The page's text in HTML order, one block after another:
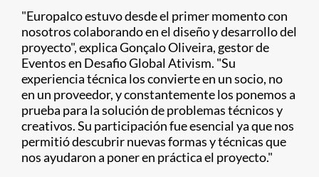
"Europalco estuvo desde el primer momento con
nosotros colaborando en el diseño y desarrollo del
proyecto", explica Gonçalo Oliveira, gestor de
Eventos en Desafio Global Ativism. "Su
experiencia técnica los convierte en un socio, no
en un proveedor, y constantemente los ponemos a
prueba para la solución de problemas técnicos y
creativos. Su participación fue esencial ya que nos
permitió descubrir nuevas formas y técnicas que
nos ayudaron a poner en práctica el proyecto."